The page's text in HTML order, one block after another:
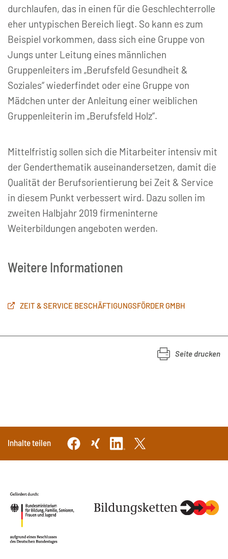
durchlaufen, das in einen für die Geschlechterrolle
eher untypischen Bereich liegt. So kann es zum
Beispiel vorkommen, dass sich eine Gruppe von
Jungs unter Leitung eines männlichen
Gruppenleiters im „Berufsfeld Gesundheit &
Soziales“ wiederfindet oder eine Gruppe von
Mädchen unter der Anleitung einer weiblichen
Gruppenleiterin im „Berufsfeld Holz“.
Mittelfristig sollen sich die Mitarbeiter intensiv mit
der Genderthematik auseinandersetzen, damit die
Qualität der Berufsorientierung bei Zeit & Service
in diesem Punkt verbessert wird. Dazu sollen im
zweiten Halbjahr 2019 firmeninterne
Weiterbildungen angeboten werden.
Weitere Informationen
ZEIT & SERVICE BESCHÄFTIGUNGSFÖRDER GMBH
Seite drucken
Inhalte teilen